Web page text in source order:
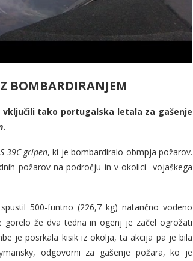
BOMBARDIRANJEM
vključili tako portugalska letala za gašenje
.
39C gripen, ki je bombardiralo obmpja požarov.
požarov na področju in v okolici vojaškega
500-funtno (226,7 kg) natančno vodeno
že dva tedna in ogenj je začel ogrožati
je posrkala kisik iz okolja, ta akcija pa je bila
odgovorni za gašenje požara, ko je